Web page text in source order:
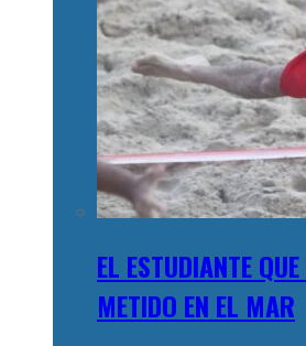
EL ESTUDIANTE
METIDO EN EL MAR